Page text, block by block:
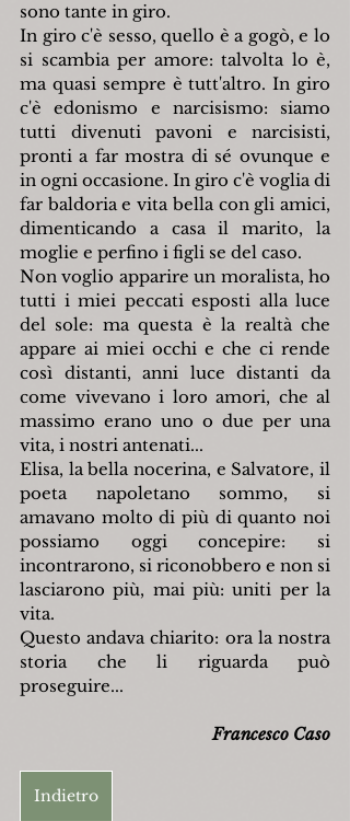
sono tante in giro.
In giro c'è sesso, quello è a gogò, e lo
si scambia per amore: talvolta lo è,
ma quasi sempre è tutt'altro. In giro
c'è edonismo e narcisismo: siamo
tutti divenuti pavoni e narcisisti,
pronti a far mostra di sé ovunque e
in ogni occasione. In giro c'è voglia di
far baldoria e vita bella con gli amici,
dimenticando a casa il marito, la
moglie e perfino i figli se del caso.
Non voglio apparire un moralista, ho
tutti i miei peccati esposti alla luce
del sole: ma questa è la realtà che
appare ai miei occhi e che ci rende
così distanti, anni luce distanti da
come vivevano i loro amori, che al
massimo erano uno o due per una
vita, i nostri antenati...
Elisa, la bella nocerina, e Salvatore, il
poeta napoletano sommo, si
amavano molto di più di quanto noi
possiamo oggi concepire: si
incontrarono, si riconobbero e non si
lasciarono più, mai più: uniti per la
vita.
Questo andava chiarito: ora la nostra
storia che li riguarda può
proseguire...
Francesco Caso
Indietro